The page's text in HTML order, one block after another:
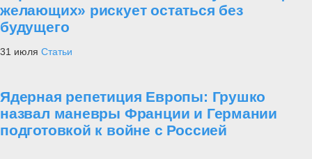
желающих» рискует остаться без
будущего
31 июля Статьи
Ядерная репетиция Европы: Грушко
назвал маневры Франции и Германии
подготовкой к войне с Россией